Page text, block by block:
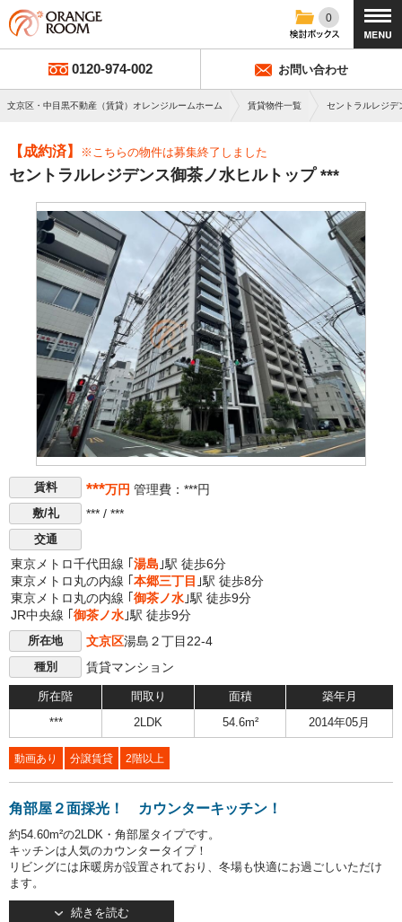
0
0120-974-002 お問い合わせ
文京区・中目黒不動産（賃貸）オレンジルームホーム 賃貸物件一覧 セントラルレジデ
【成約済】 ※こちらの物件は募集終了しました
セントラルレジデンス御茶ノ水ヒルトップ ***
賃料 ***万円 管理費：***円
敷/礼 *** / ***
交通
東京メトロ千代田線 ｢ 湯島 ｣駅 徒歩6分
東京メトロ丸の内線 ｢ 本郷三丁目 ｣駅 徒歩8分
東京メトロ丸の内線 ｢ 御茶ノ水 ｣駅 徒歩9分
JR中央線 ｢ 御茶ノ水 ｣駅 徒歩9分
所在地 文京区湯島２丁目22-4
種別 賃貸マンション
所在階 間取り 面積 築年月
*** 2LDK 54.6m² 2014年05月
動画あり 分譲賃貸 2階以上
角部屋２面採光！ カウンターキッチン！
約54.60m²の2LDK・角部屋タイプです。
キッチンは人気のカウンタータイプ！
リビングには床暖房が設置されており、冬場も快適にお過ごしいただけ
ます。
主寝室にはウォークインクローゼットがございますので、お洋服が多い
続きを読む